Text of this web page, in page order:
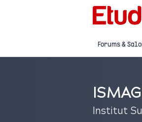
Forums &
ISMAG
Institut